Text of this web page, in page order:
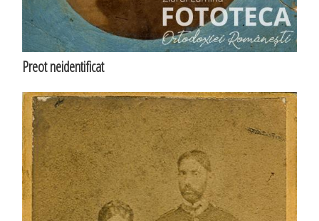
Preot neidentificat